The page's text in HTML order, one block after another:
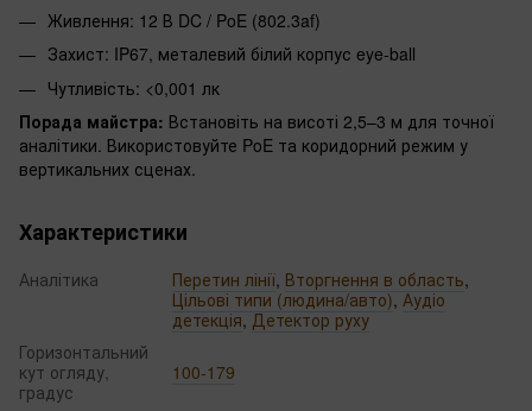
Живлення: 12 В DC / PoE (802.3af)
Захист: IP67, металевий білий корпус eye-ball
Чутливість: <0,001 лк
Порада майстра: Встановіть на висоті 2,5–3 м для точної
аналітики. Використовуйте PoE та коридорний режим у
вертикальних сценах.
Характеристики
Аналітика Перетин лінії, Вторгнення в область,
Цільові типи (людина/авто), Аудіо
детекція, Детектор руху
Горизонтальний
кут огляду,
градус
100-179